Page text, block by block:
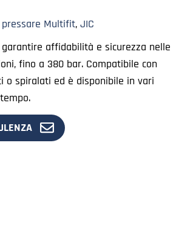
pressare Multifit, JIC
affidabilità e sicurezza nelle
fino a 380 bar. Compatibile con
o spiralati ed è disponibile in vari